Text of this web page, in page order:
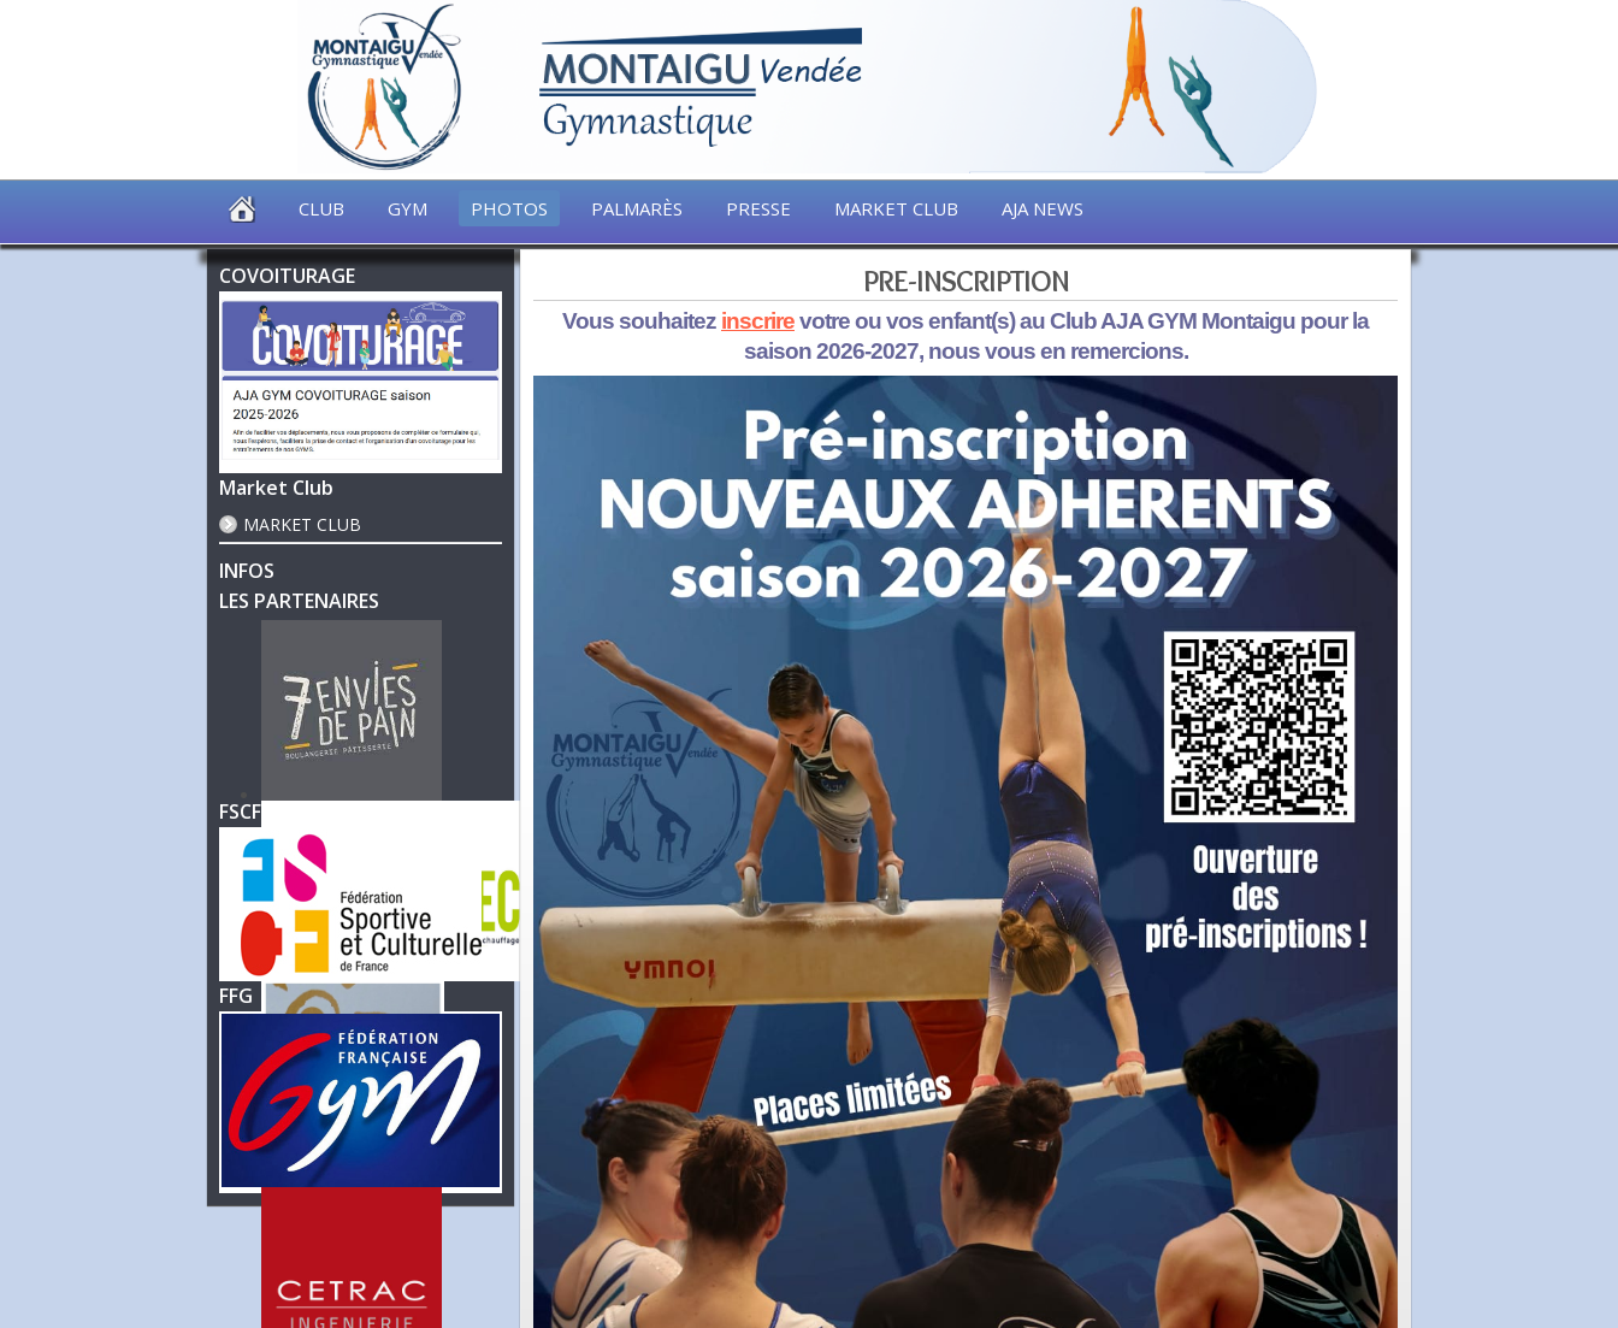
CLUB GYM PHOTOS PALMARÈS PRESSE MARKET CLUB AJA NEWS
COVOITURAGE
Market Club
MARKET CLUB
INFOS
LES PARTENAIRES
FSCF
FFG
PRE-INSCRIPTION
Vous souhaitez inscrirevotre ou vos enfant(s) au Club AJA GYM Montaigu pour la
saison 2026-2027, nous vous en remercions.